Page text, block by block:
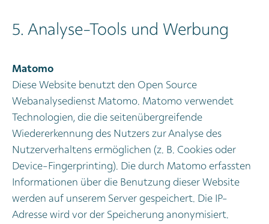
5. Analyse-Tools und Werbung
Matomo
Diese Website benutzt den Open Source
Webanalysedienst Matomo. Matomo verwendet
Technologien, die die seitenübergreifende
Wiedererkennung des Nutzers zur Analyse des
Nutzerverhaltens ermöglichen (z. B. Cookies oder
Device-Fingerprinting). Die durch Matomo erfassten
Informationen über die Benutzung dieser Website
werden auf unserem Server gespeichert. Die IP-
Adresse wird vor der Speicherung anonymisiert.